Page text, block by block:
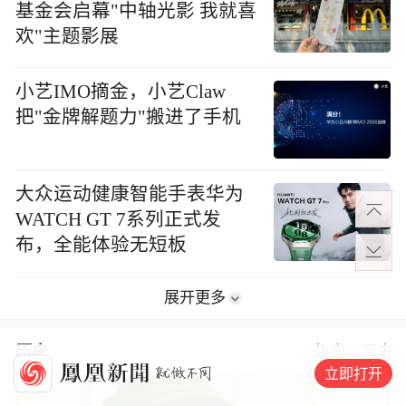
基金会启幕"中轴光影 我就喜
欢"主题影展
小艺IMO摘金，小艺Claw
把"金牌解题力"搬进了手机
大众运动健康智能手表华为
WATCH GT 7系列正式发
布，全能体验无短板
展开更多
历史 趣史 军史
立即打开